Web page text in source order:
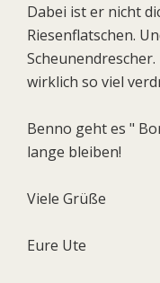
Dabei ist er nicht
Riesenflatschen.
wirklich so viel
Benno geht es "
lange bleiben!
Viele Grüße
Eure Ute